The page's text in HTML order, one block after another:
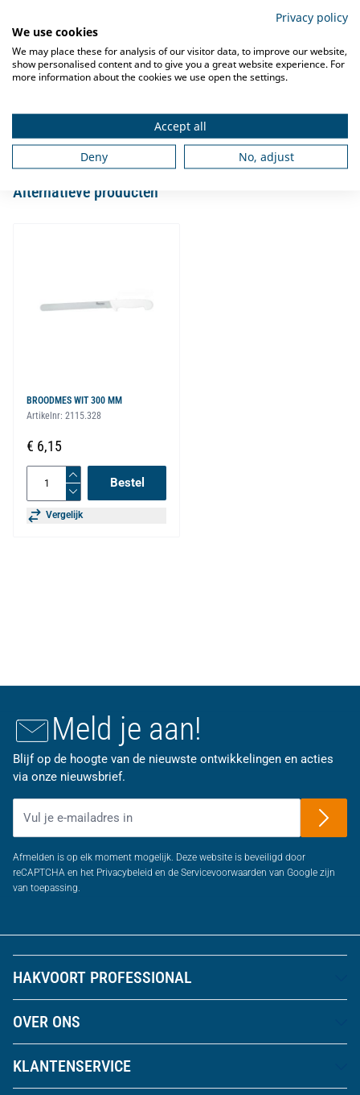
Omschrijving
HetBroodmes 250mm Witis gemaakt van hard chroom molybdeen
staal. Het mes is duurzaam, corrosiebestendig en blijft lang scherp.
Het mes kan in de vaatwasser.
Specificaties
Alternatieve producten
BROODMES WIT 300 MM
Artikelnr: 2115.328
€ 6,15
Bestel
Vergelijk
Meld je aan!
Blijf op de hoogte van de nieuwste ontwikkelingen en acties
via onze nieuwsbrief.
Afmelden is op elk moment mogelijk. Deze website is beveiligd door
reCAPTCHA en het Privacybeleid en de Servicevoorwaarden van Google zijn
van toepassing.
HAKVOORT PROFESSIONAL
OVER ONS
KLANTENSERVICE
Privacy policy
We use cookies
We may place these for analysis of our visitor data, to improve our website,
show personalised content and to give you a great website experience. For
more information about the cookies we use open the settings.
Accept all
Deny
No, adjust